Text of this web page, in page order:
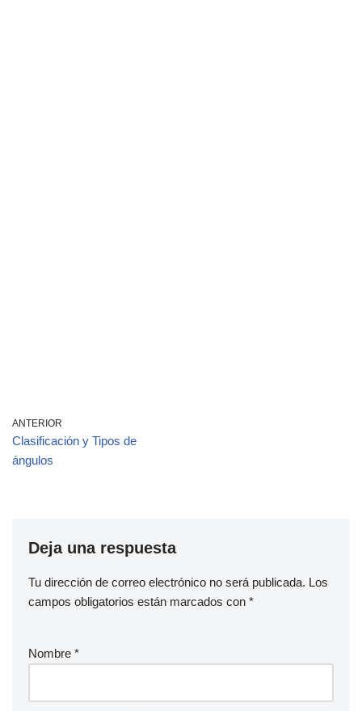
ANTERIOR
Clasificación y Tipos de
ángulos
Deja una respuesta
Tu dirección de correo electrónico no será publicada. Los
campos obligatorios están marcados con *
Nombre *